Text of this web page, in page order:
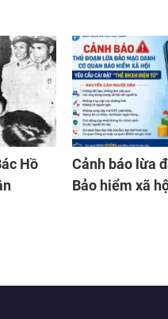
Hồ
Cảnh báo lừa
Bảo hiểm xã